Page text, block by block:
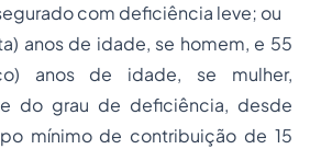
com deficiência leve; ou
anos de idade, se homem, e 55
anos de idade, se mulher,
do grau de deficiência, desde
mínimo de contribuição de 15